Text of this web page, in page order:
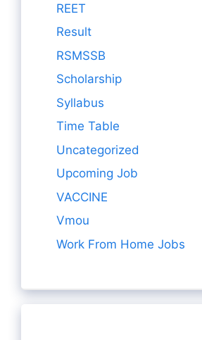
REET
Result
RSMSSB
Scholarship
Syllabus
Time Table
Uncategorized
Upcoming Job
VACCINE
Vmou
Work From Home Jobs